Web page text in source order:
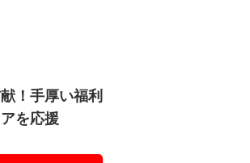
！手厚い福利
を応援